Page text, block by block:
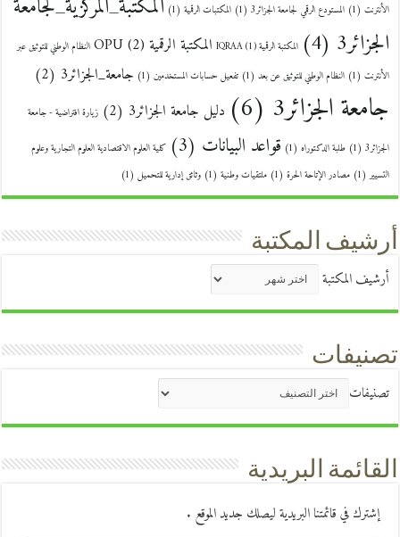
الأنترنت (1) المستودع الرقمي لجامعة الجزائر3 (1) المكتبات الرقمية (1)
المكتبة_المركزية_لجامعة
الجزائر3 (4) المكتبة الرقمية IQRAA(1) المكتبة الرقمية OPU (2)
النظام الوطني للتوثيق عبر
الأنترنت (1) النظام الوطني للتوثيق عن بعد (1) تفعيل حسابات المستخدمين (1) جامعة_الجزائر3 (2)
جامعة الجزائر3 (6) دليل جامعة الجزائر3 (2) زيارة افتراضية - جامعة
الجزائر3 (1) طلبة الدكتوراه (1) قواعد البيانات (3)
كلية العلوم الاقتصادية العلوم التجارية وعلوم
التسيير(1) مصادر الإتاحة الحرة (1) ملتقيات وطنية (1) وثائق إدارية للتحميل (1)
أرشيف المكتبة
أرشيف المكتبة
تصنيفات
تصنيفات
القائمة البريدية
إشترك في قائمتنا البريدية ليصلك جديد الموقع .